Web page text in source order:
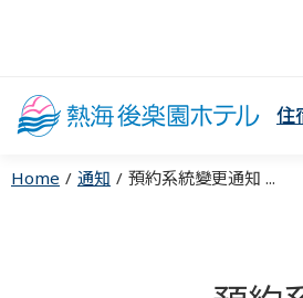
住
Home 通知 預約系統變更通知 ...